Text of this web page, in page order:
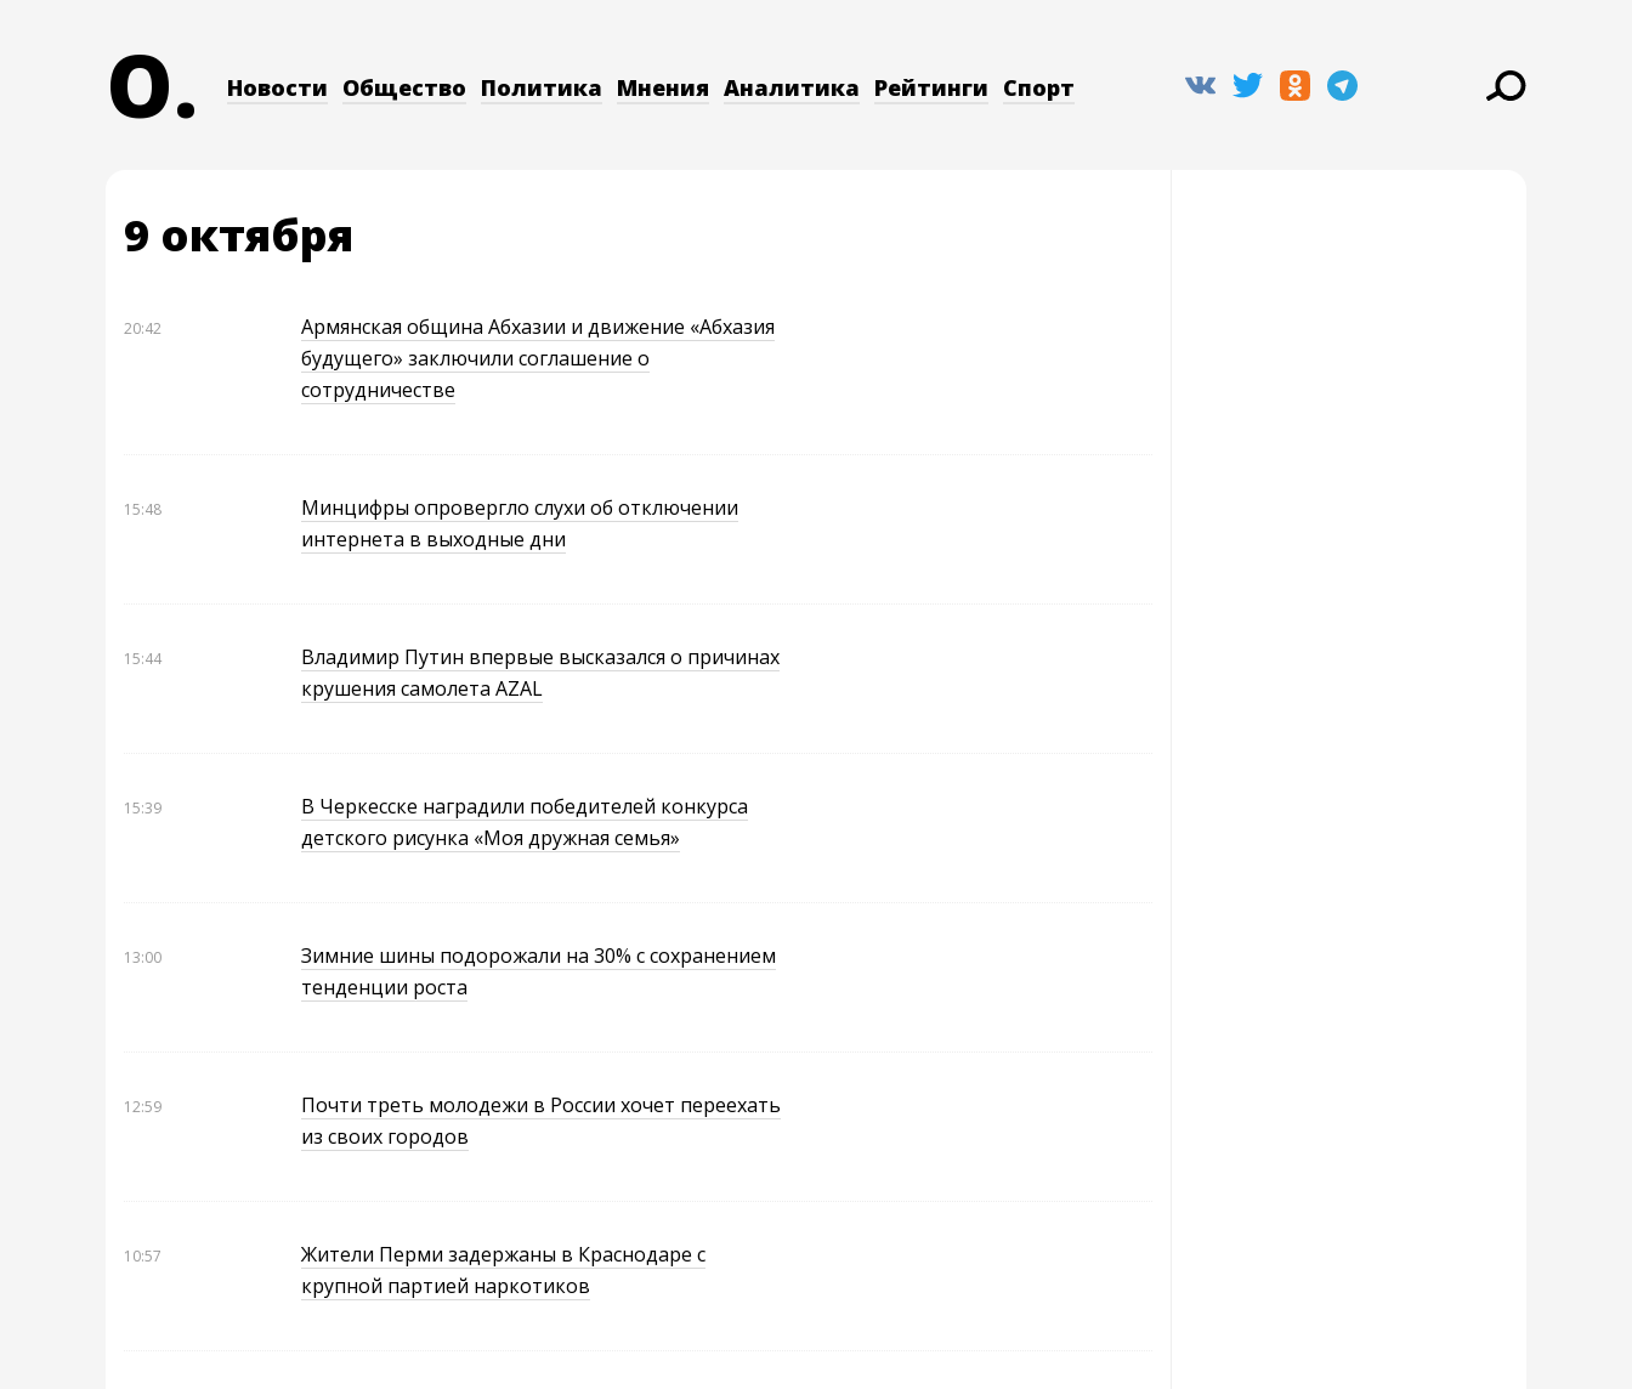
O. Новости Общество Политика Мнения Аналитика Рейтинги Спорт
9 октября
20:42
Армянская община Абхазии и движение «Абхазия
будущего» заключили соглашение о
сотрудничестве
15:48
Минцифры опровергло слухи об отключении
интернета в выходные дни
15:44
Владимир Путин впервые высказался о причинах
крушения самолета AZAL
15:39
В Черкесске наградили победителей конкурса
детского рисунка «Моя дружная семья»
13:00
Зимние шины подорожали на 30% с сохранением
тенденции роста
12:59
Почти треть молодежи в России хочет переехать
из своих городов
10:57
Жители Перми задержаны в Краснодаре с
крупной партией наркотиков